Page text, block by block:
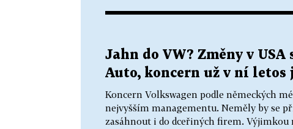
Jahn do VW? Změny v
Auto, koncern už v ní letos
Koncern Volkswagen podle německých
nejvyšším managementu. Neměly by se
zasáhnout i do dceřiných firem.